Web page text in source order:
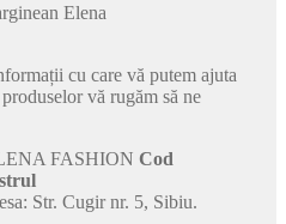
Elena
cu care vă putem ajuta
vă rugăm să ne
FASHION Cod
Str. Cugir nr. 5, Sibiu.